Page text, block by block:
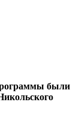
были